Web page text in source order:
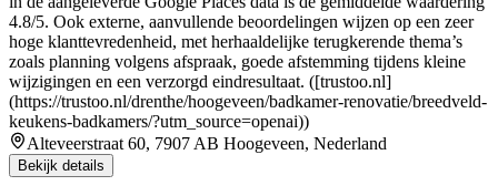
4.8/5. Ook externe, aanvullende beoordelingen wijzen op een zeer
hoge klanttevredenheid, met herhaaldelijke terugkerende thema’s
zoals planning volgens afspraak, goede afstemming tijdens kleine
wijzigingen en een verzorgd eindresultaat. ([trustoo.nl]
(https://trustoo.nl/drenthe/hoogeveen/badkamer-renovatie/breedveld-
keukens-badkamers/?utm_source=openai))
Alteveerstraat 60, 7907 AB Hoogeveen, Nederland
Bekijk details